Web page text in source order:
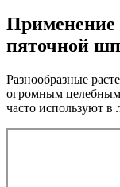
Применение
пяточной
Разнообразные
огромным
часто используют в